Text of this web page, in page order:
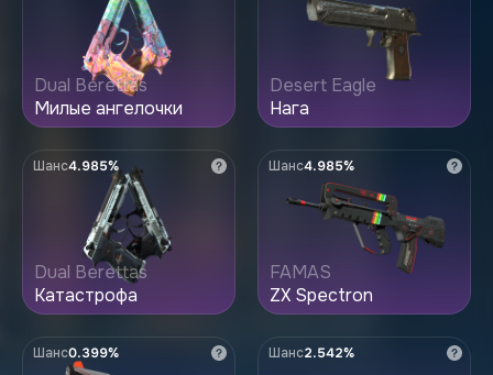
Dual Berettas
Милые ангелочки
Desert Eagle
Нага
Dual Berettas
Катастрофа
Шанс4.985%
FAMAS
ZX Spectron
Шанс4.985%
Шанс0.399% Шанс2.542%